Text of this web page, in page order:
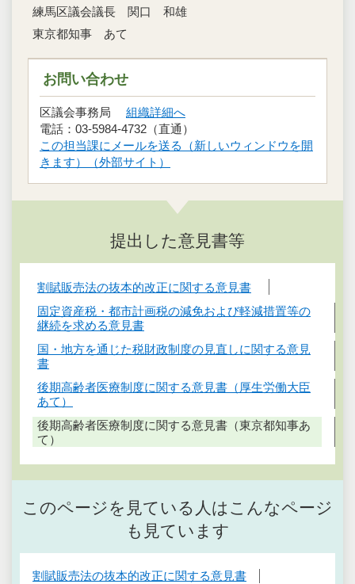
練馬区議会議長 関口 和雄
東京都知事 あて
お問い合わせ
区議会事務局 組織詳細へ
電話：03-5984-4732（直通）
この担当課にメールを送る（新しいウィンドウを開
きます）（外部サイト）
提出した意見書等
割賦販売法の抜本的改正に関する意見書
固定資産税・都市計画税の減免および軽減措置等の
継続を求める意見書
国・地方を通じた税財政制度の見直しに関する意見
書
後期高齢者医療制度に関する意見書（厚生労働大臣
あて）
後期高齢者医療制度に関する意見書（東京都知事あ
て）
このページを見ている人はこんなページ
も見ています
割賦販売法の抜本的改正に関する意見書